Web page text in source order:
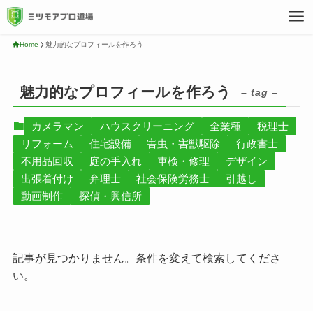
Home 魅力的なプロフィールを作ろう
魅力的なプロフィールを作ろう – tag –
カメラマン ハウスクリーニング 全業種
税理士
リフォーム
住宅設備 害虫・害獣駆除
行政書士
不用品回収
庭の手入れ 車検・修理
デザイン
出張着付け
弁理士 社会保険労務士
引越し
動画制作
探偵・興信所
記事が見つかりません。条件を変えて検索してくださ
い。